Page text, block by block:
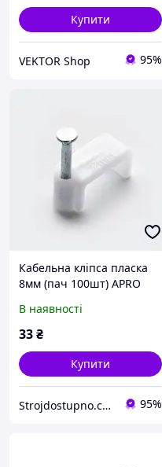
Купити
VEKTOR Shop 95%
Кабельна кліпса пласка
8мм (пач 100шт) APRO
В наявності
33₴
Купити
Strojdostupno.com.ua 95%